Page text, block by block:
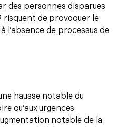
des personnes disparues
risquent de provoquer le
de processus de
hausse notable du
qu’aux urgences
notable de la